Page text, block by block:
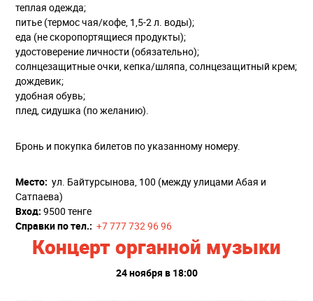
теплая одежда;
питье (термос чая/кофе, 1,5-2 л. воды);
еда (не скоропортящиеся продукты);
удостоверение личности (обязательно);
солнцезащитные очки, кепка/шляпа, солнцезащитный крем;
дождевик;
удобная обувь;
плед, сидушка (по желанию).
Бронь и покупка билетов по указанному номеру.
Место: ул. Байтурсынова, 100 (между улицами Абая и
Сатпаева)
Вход: 9500 тенге
Справки по тел.: +7 777 732 96 96
Концерт органной музыки
24 ноября в 18:00